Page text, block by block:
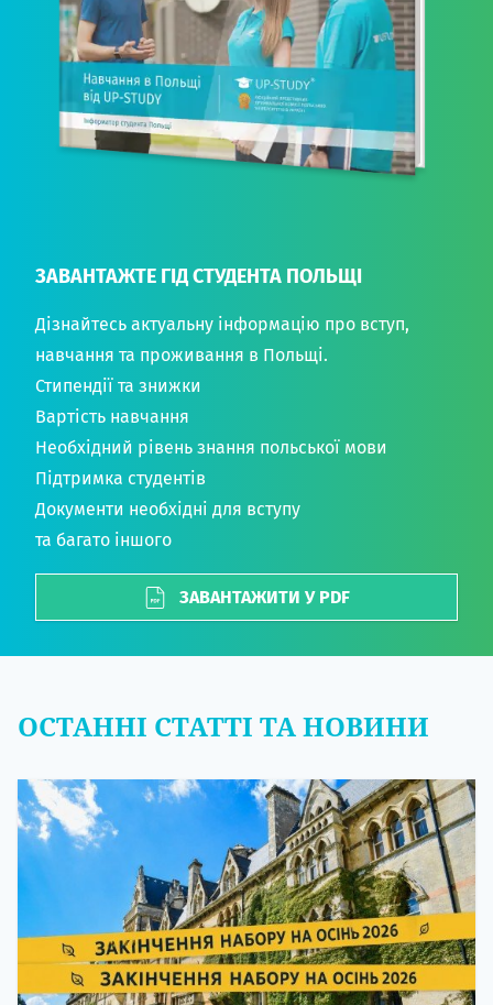
ЗАВАНТАЖТЕ ГІД СТУДЕНТА ПОЛЬЩІ
Дізнайтесь актуальну інформацію про вступ,
навчання та проживання в Польщі.
Стипендії та знижки
Вартість навчання
Необхідний рівень знання польської мови
Підтримка студентів
Документи необхідні для вступу
та багато іншого
ЗАВАНТАЖИТИ У PDF
ОСТАННІ СТАТТІ ТА НОВИНИ